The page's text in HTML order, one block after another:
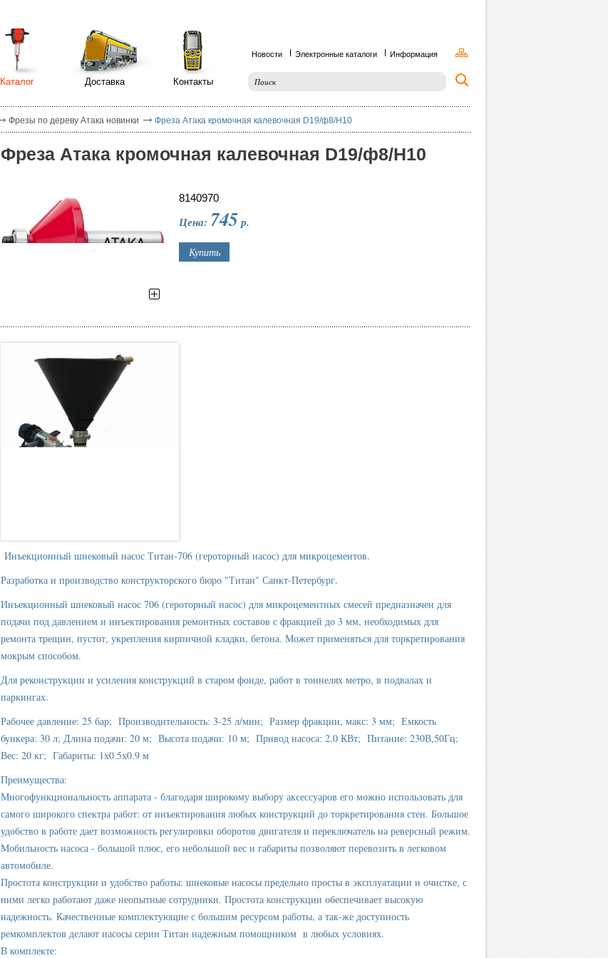
Каталог Доставка Контакты
Новости Электронные каталоги Информация
Фрезы по дереву Атака новинки Фреза Атака кромочная калевочная D19/ф8/H10
Фреза Атака кромочная калевочная D19/ф8/H10
8140970
Цена: 745р.
Инъекционный шнековый насос Титан-706 (героторный насос) для микроцементов.
Разработка и производство конструкторского бюро "Титан" Санкт-Петербург.
Инъекционный шнековый насос 706 (героторный насос) для микроцементных смесей предназначен для
подачи под давлением и инъектирования ремонтных составов с фракцией до 3 мм, необходимых для
ремонта трещин, пустот, укрепления кирпичной кладки, бетона. Может применяться для торкретирования
мокрым способом.
Для реконструкции и усиления конструкций в старом фонде, работ в тоннелях метро, в подвалах и
паркингах.
Рабочее давление: 25 бар; Производительность: 3-25 л/мин; Размер фракции, макс: 3 мм; Емкость
бункера: 30 л; Длина подачи: 20 м; Высота подачи: 10 м; Привод насоса: 2.0 КВт; Питание: 230В,50Гц;
Вес: 20 кг; Габариты: 1х0.5х0.9 м
Преимущества:
Многофункциональность аппарата - благодаря широкому выбору аксессуаров его можно использовать для
самого широкого спектра работ: от инъектирования любых конструкций до торкретирования стен. Большое
удобство в работе дает возможность регулировки оборотов двигателя и переключатель на реверсный режим.
Мобильность насоса - большой плюс, его небольшой вес и габариты позволяют перевозить в легковом
автомобиле.
Простота конструкции и удобство работы: шнековые насосы предельно просты в эксплуатации и очистке, с
ними легко работают даже неопытные сотрудники. Простота конструкции обеспечивает высокую
надежность. Качественные комплектующие с большим ресурсом работы, а так-же доступность
ремкомплектов делают насосы серии Титан надежным помощником в любых условиях.
В комплекте: